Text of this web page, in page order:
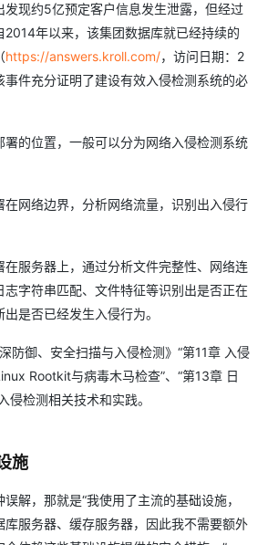
发现约5亿预定客户信息发生泄露，但经过
2014年以来，该集团数据库就已经持续的
https://answers.kroll.com/，访问日期：2
件充分证明了建设有效入侵检测系统的必
署的位置，一般可以分为网络入侵检测系统
在网络边界，分析网络流量，识别出入侵行
在服务器上，通过分析文件完整性、网络连
志字符串匹配、文件特征等识别出是否正在
是否已经发生入侵行为。
防御、安全扫描与入侵检测》“第11章 入侵
Rootkit与病毒木马检查”、“第13章 日
侵检测相关技术和实践。
施
解，那就是“我使用了主流的基础设施，
库服务器、缓存服务器，因此我不需要额外